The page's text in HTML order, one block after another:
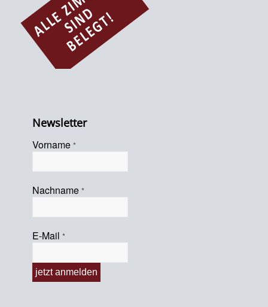
Newsletter
Vorname *
Nachname *
E-Mail *